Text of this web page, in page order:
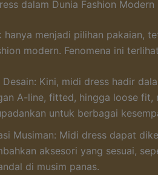
dalam Dunia Fashion Modern
hanya menjadi pilihan pakaian,
modern. Fenomena ini
Desain: Kini, midi dress hadir
A-line, fitted, hingga loose fit,
untuk berbagai
Musiman: Midi dress dapat
aksesori yang sesuai,
di musim panas.